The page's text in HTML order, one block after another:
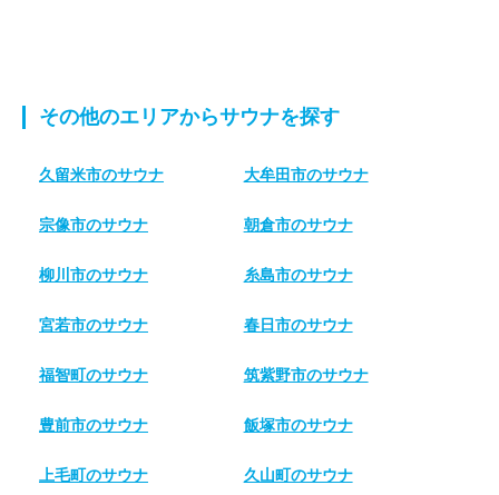
その他のエリアからサウナを探す
久留米市のサウナ 大牟田市のサウナ
宗像市のサウナ 朝倉市のサウナ
柳川市のサウナ 糸島市のサウナ
宮若市のサウナ 春日市のサウナ
福智町のサウナ 筑紫野市のサウナ
豊前市のサウナ 飯塚市のサウナ
上毛町のサウナ 久山町のサウナ